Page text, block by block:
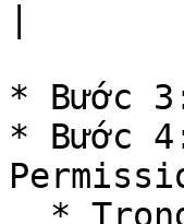
* Bước
* Bước